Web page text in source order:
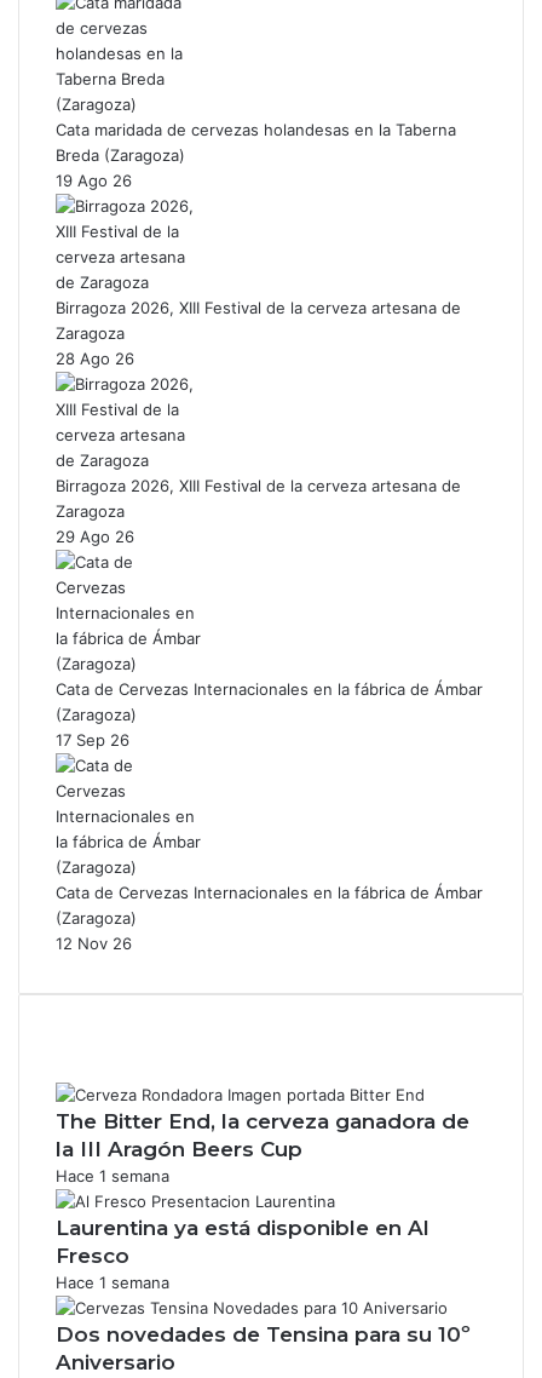
Cata maridada de cervezas holandesas en la Taberna
Breda (Zaragoza)
19 Ago 26
Birragoza 2026, XIII Festival de la cerveza artesana de
Zaragoza
28 Ago 26
Birragoza 2026, XIII Festival de la cerveza artesana de
Zaragoza
29 Ago 26
Cata de Cervezas Internacionales en la fábrica de Ámbar
(Zaragoza)
17 Sep 26
Cata de Cervezas Internacionales en la fábrica de Ámbar
(Zaragoza)
12 Nov 26
The Bitter End, la cerveza ganadora de
la III Aragón Beers Cup
Hace 1 semana
Laurentina ya está disponible en Al
Fresco
Hace 1 semana
Dos novedades de Tensina para su 10º
Aniversario